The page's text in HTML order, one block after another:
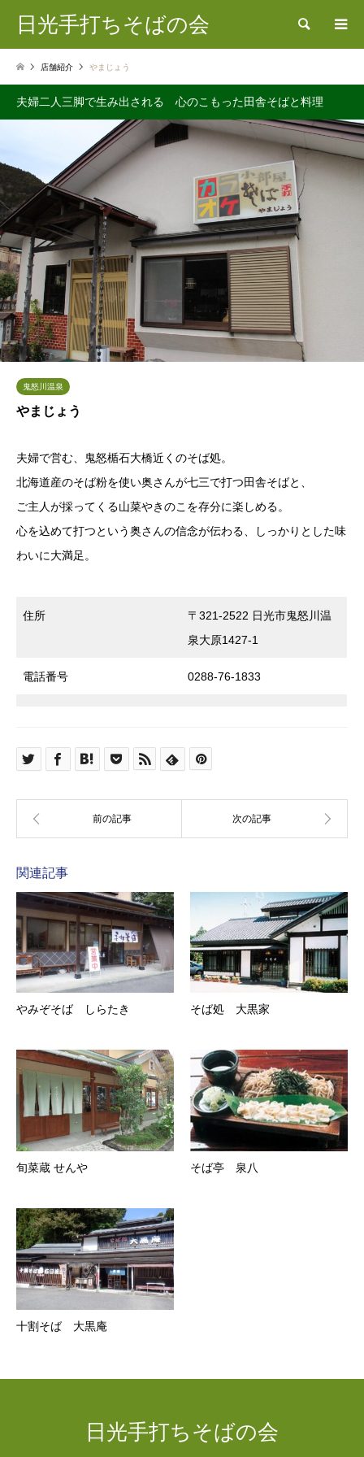
日光手打ちそばの会 検索
店舗紹介 やまじょう
夫婦二人三脚で生み出される 心のこもった田舎そばと料理
鬼怒川温泉
やまじょう
夫婦で営む、鬼怒楯石大橋近くのそば処。
北海道産のそば粉を使い奥さんが七三で打つ田舎そばと、
ご主人が採ってくる山菜やきのこを存分に楽しめる。
心を込めて打つという奥さんの信念が伝わる、しっかりとした味
わいに大満足。
住所
〒321-2522 日光市鬼怒川温
泉大原1427-1
電話番号 0288-76-1833
関連記事
やみぞそば しらたき そば処 大黒家
旬菜蔵 せんや そば亭 泉八
十割そば 大黒庵
日光手打ちそばの会